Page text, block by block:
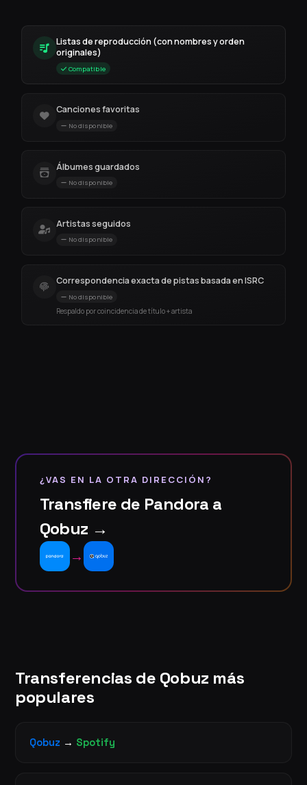
Listas de reproducción (con nombres y orden
originales)
Compatible
Canciones favoritas
No disponible
Álbumes guardados
No disponible
Artistas seguidos
No disponible
Correspondencia exacta de pistas basada en ISRC
No disponible
Respaldo por coincidencia de título + artista
¿VAS EN LA OTRA DIRECCIÓN?
Transfiere de Pandora a
Qobuz →
→
Transferencias de Qobuz más
populares
Qobuz → Spotify